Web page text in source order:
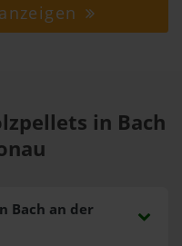
in Bach
Bach an der